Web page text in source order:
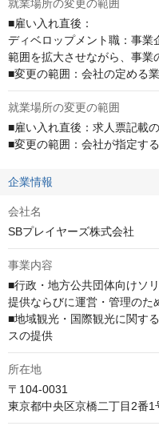
就業場所の変更の範囲
■雇い入れ直後：
ディベロップメント職：事業
範囲を拡大させながら、事業
■変更の範囲：会社の定める
就業場所の変更の範囲
■雇い入れ直後：求人票記載
■変更の範囲：会社が指定す
企業情報
会社名
SBプレイヤーズ株式会社
事業内容
■行政・地方公共団体向けソ
提供ならびに運営・管理のた
■地域観光・国際観光に関す
スの提供
所在地
〒104-0031
東京都中央区京橋二丁目2番